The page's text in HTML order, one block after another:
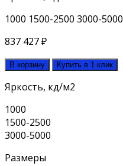
1000 1500-2500 3000-5000
837 427₽
В корзину Купить в 1 клик
Яркость, кд/м2
1000
1500-2500
3000-5000
Размеры